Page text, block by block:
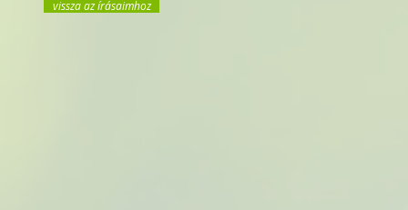
vissza az írásaimhoz